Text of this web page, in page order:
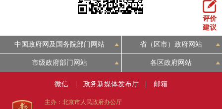
评价
建议
中国政府网及国务院部门网站 省（区市）政府网站
市级政府部门网站 各区政府网站
微信 政务新媒体发布厅 邮箱
主办：北京市人民政府办公厅